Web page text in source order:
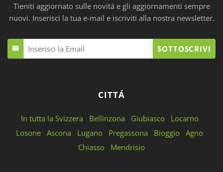
Tieniti aggiornato sulle novitá e gli aggiornamenti sempre
nuovi. Inserisci la tua e-mail e iscriviti alla nostra newsletter.
SOTTOSCRIVI
CITTÁ
In tutta la Svizzera Bellinzona Giubiasco
Locarno
Losone Ascona Lugano Pregassona Bioggio Agno
Chiasso
Mendrisio